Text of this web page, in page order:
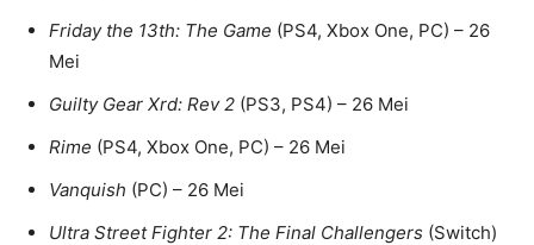
Friday the 13th: The Game (PS4, Xbox One, PC) – 26
Mei
Guilty Gear Xrd: Rev 2 (PS3, PS4) – 26 Mei
Rime (PS4, Xbox One, PC) – 26 Mei
Vanquish (PC) – 26 Mei
Ultra Street Fighter 2: The Final Challengers (Switch)